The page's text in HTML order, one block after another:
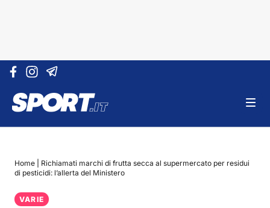
Vai al contenuto
Home
Richiamati marchi di frutta secca al supermercato per residui
di pesticidi: l’allerta del Ministero
VARIE